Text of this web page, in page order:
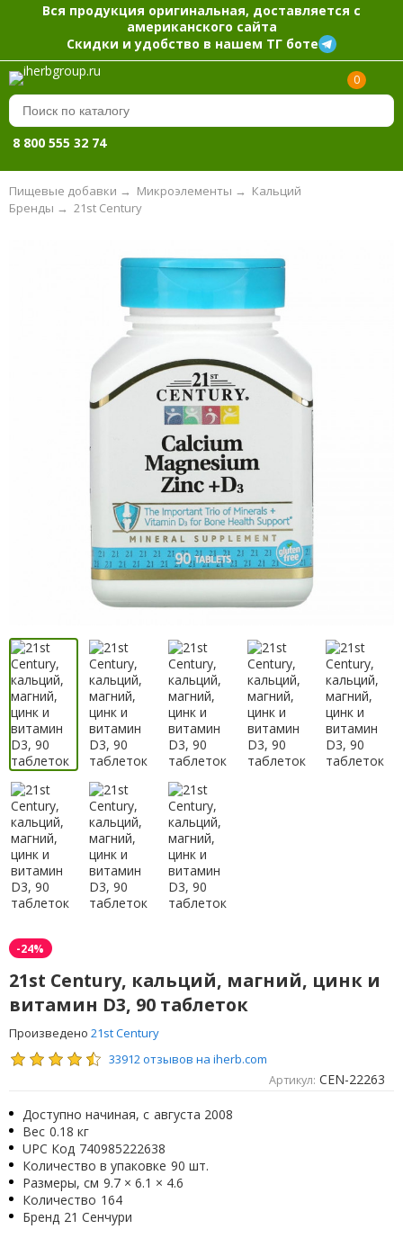
Вся продукция оригинальная, доставляется с
американского сайта
Скидки и удобство в нашем ТГ боте
0
8 800 555 32 74
Пищевые добавки → Микроэлементы → Кальций
21st Century
Бренды →
-24%
21st Century, кальций, магний, цинк и
витамин D3, 90 таблеток
Произведено 21st Century
33912 отзывов на iherb.com
Артикул: CEN-22263
Доступно начиная, с августа 2008
Вес 0.18 кг
UPC Код 740985222638
Количество в упаковке 90 шт.
Размеры, см 9.7 × 6.1 × 4.6
Количество 164
Бренд 21 Сенчури